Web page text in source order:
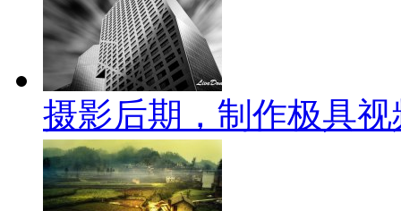
摄影后期，制作极具